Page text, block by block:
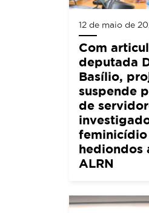
12 de maio de
Com
deputada
Basílio,
suspende
de
feminicídio
hediondos
ALRN